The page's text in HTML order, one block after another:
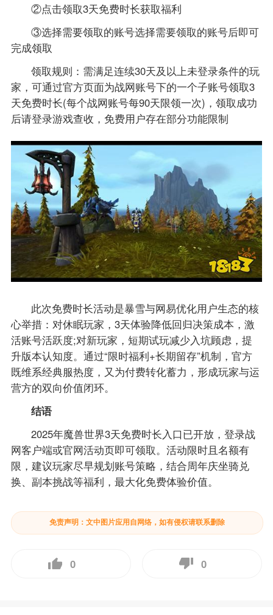
②点击领取3天免费时长获取福利
③选择需要领取的账号选择需要领取的账号后即可
完成领取
​领取规则​​：需满足连续30天及以上未登录条件的玩
家，可通过官方页面为战网账号下的一个子账号领取3
天免费时长(每个战网账号每90天限领一次)，领取成功
后请登录游戏查收，免费用户存在部分功能限制
此次免费时长活动是暴雪与网易优化用户生态的核
心举措：对休眠玩家，3天体验降低回归决策成本，激
活账号活跃度;对新玩家，短期试玩减少入坑顾虑，提
升版本认知度。通过“限时福利+长期留存”机制，官方
既维系经典服热度，又为付费转化蓄力，形成玩家与运
营方的双向价值闭环。
​​结语​​
2025年魔兽世界3天免费时长入口已开放，登录战
网客户端或官网活动页即可领取。活动限时且名额有
限，建议玩家尽早规划账号策略，结合周年庆坐骑兑
换、副本挑战等福利，最大化免费体验价值。
免责声明：文中图片应用自网络，如有侵权请联系删除
0 0